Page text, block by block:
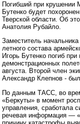
Погибший при крушении
Бутенко будет
Тверской области. Об
Анатолия Рубайло.
Заместитель
летного состава
Игорь Бутенко погиб
демонстрационных
августа. Второй член
Александр Клепнов -
По данным ТАСС, во
«Беркуты» в момент
управления, сработала
речевая информация —